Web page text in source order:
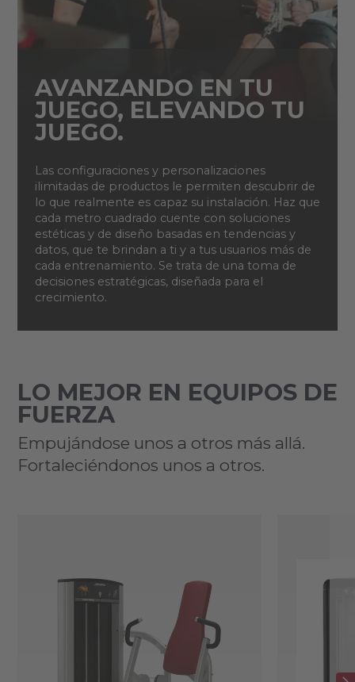
AVANZANDO EN TU
JUEGO, ELEVANDO TU
JUEGO.
Las configuraciones y personalizaciones
ilimitadas de productos le permiten descubrir de
lo que realmente es capaz su instalación. Haz que
cada metro cuadrado cuente con soluciones
estéticas y de diseño basadas en tendencias y
datos, que te brindan a ti y a tus usuarios más de
cada entrenamiento. Se trata de una toma de
decisiones estratégicas, diseñada para el
crecimiento.
LO MEJOR EN EQUIPOS DE
FUERZA
Empujándose unos a otros más allá.
Fortaleciéndonos unos a otros.